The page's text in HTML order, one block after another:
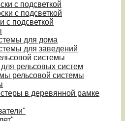
с подсветкой
с подсветкой
с подсветкой
для дома
для заведений
системы
рельсовых систем
рельсовой системы
в деревянной рамке